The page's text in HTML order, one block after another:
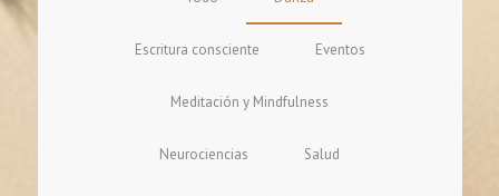
Escritura consciente Eventos
Meditación y Mindfulness
Neurociencias Salud